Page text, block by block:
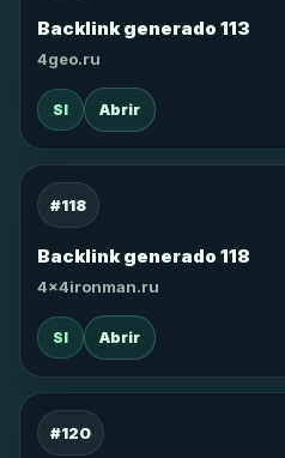
Backlink generado 113
4geo.ru
SI Abrir
#118
Backlink generado 118
4x4ironman.ru
SI Abrir
#120